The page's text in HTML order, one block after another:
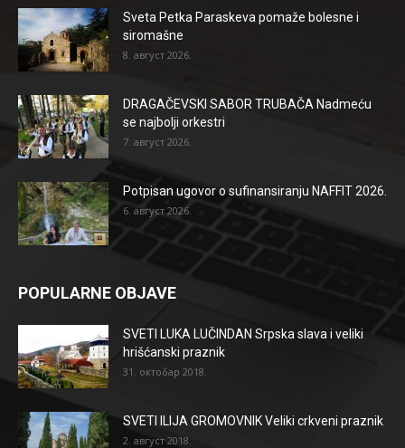
Sveta Petka Paraskeva pomaže bolesne i
siromašne
8. август 2026.
DRAGAČEVSKI SABOR TRUBAČA Nadmeću
se najbolji orkestri
7. август 2026.
Potpisan ugovor o sufinansiranju NAFFIT 2026.
6. август 2026.
POPULARNE OBJAVE
SVETI LUKA LUČINDAN Srpska slava i veliki
hrišćanski praznik
31. октобар 2018.
SVETI ILIJA GROMOVNIK Veliki crkveni praznik
2. август 2018.